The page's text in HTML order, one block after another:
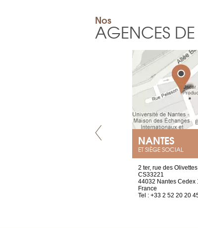
Nos
AGENCES
NANTES
ET SIÈGE SOCIAL
2 ter, rue des Olivettes
CS33221
44032 Nantes Cedex
France
Tel : +33 2 52 20 20